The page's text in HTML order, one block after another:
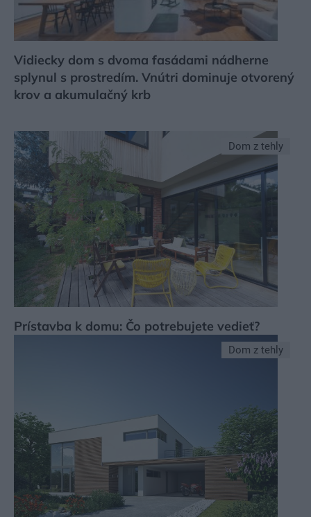
Vidiecky dom s dvoma fasádami nádherne
splynul s prostredím. Vnútri dominuje otvorený
krov a akumulačný krb
Dom z tehly
Prístavba k domu: Čo potrebujete vedieť?
Dom z tehly